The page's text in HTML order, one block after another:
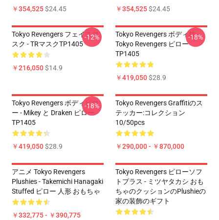
￥354,525$24.45 ￥354,525$24.45
Tokyo Revengers フェイスマ
スク - TRマスクTP1405
￥216,050$14.9
-12%
Tokyo Revengers ボディ枕 -
Tokyo Revengers ピロー
TP1405
￥419,050$28.9
-18%
Tokyo Revengers ボディピロ
ー - Mikey と Draken ピロー
TP1405
￥419,050$28.9
-18%
Tokyo Revengers Graffitiのス
テッカー:コレクション
10/50pcs
￥290,000 - ￥870,000
アニメ Tokyo Revengers
Plushies - Takemichi Hanagaki
Stuffed ピロー 人形 おもちゃ
￥332,775 - ￥390,775
Tokyo Revengers ピローソフ
トプラス - ミツヤタカシ おも
ちゃのクッションのPlushieの
家の装飾のギフト